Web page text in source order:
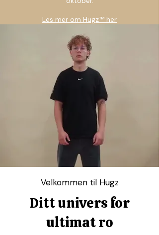
Les mer om Hugz™ her
Velkommen til Hugz
Ditt univers for
ultimat ro